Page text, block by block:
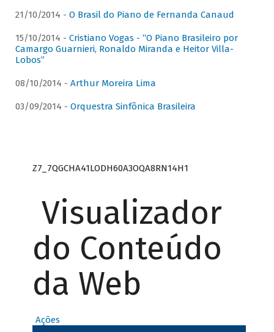
21/10/2014 - O Brasil do Piano de Fernanda Canaud
15/10/2014 - Cristiano Vogas - “O Piano Brasileiro por
Camargo Guarnieri, Ronaldo Miranda e Heitor Villa-
Lobos”
08/10/2014 - Arthur Moreira Lima
03/09/2014 - Orquestra Sinfônica Brasileira
Z7_7QGCHA41LODH60A3OQA8RN14H1
Visualizador
do Conteúdo
da Web
Ações